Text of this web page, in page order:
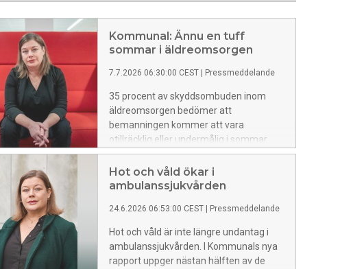
Kommunal: Ännu en tuff
sommar i äldreomsorgen
7.7.2026 06:30:00 CEST Pressmeddelande
35 procent av skyddsombuden inom
äldreomsorgen bedömer att
bemanningen kommer att vara
otillräcklig eller undermålig i sommar.
Det visar en ny enkätundersökning som
fackförbundet Kommunal har gjort.
Hot och våld ökar i
ambulanssjukvården
24.6.2026 06:53:00 CEST Pressmeddelande
Hot och våld är inte längre undantag i
ambulanssjukvården. I Kommunals nya
rapport uppger nästan hälften av de